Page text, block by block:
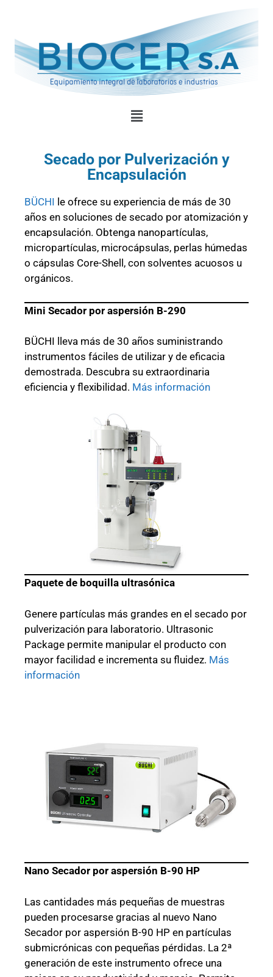
Secado por Pulverización y
Encapsulación
BÜCHI le ofrece su experiencia de más de 30
años en soluciones de secado por atomización y
encapsulación. Obtenga nanopartículas,
micropartículas, microcápsulas, perlas húmedas
o cápsulas Core-Shell, con solventes acuosos u
orgánicos.
Mini Secador por aspersión B-290
BÜCHI lleva más de 30 años suministrando
instrumentos fáciles de utilizar y de eficacia
demostrada. Descubra su extraordinaria
eficiencia y flexibilidad. Más información
Paquete de boquilla ultrasónica
Genere partículas más grandes en el secado por
pulverización para laboratorio. Ultrasonic
Package permite manipular el producto con
mayor facilidad e incrementa su fluidez. Más
información
Nano Secador por aspersión B-90 HP
Las cantidades más pequeñas de muestras
pueden procesarse gracias al nuevo Nano
Secador por aspersión B-90 HP en partículas
submicrónicas con pequeñas pérdidas. La 2ª
generación de este instrumento ofrece una